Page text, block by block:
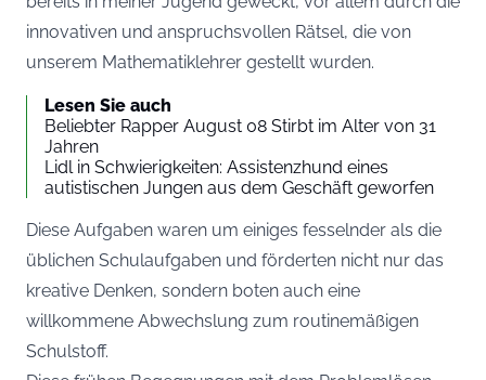
innovativen und anspruchsvollen Rätsel, die von
unserem Mathematiklehrer gestellt wurden.
Lesen Sie auch
Beliebter Rapper August 08 Stirbt im Alter von 31
Jahren
Lidl in Schwierigkeiten: Assistenzhund eines
autistischen Jungen aus dem Geschäft geworfen
Diese Aufgaben waren um einiges fesselnder als die
üblichen Schulaufgaben und förderten nicht nur das
kreative Denken, sondern boten auch eine
willkommene Abwechslung zum routinemäßigen
Schulstoff.